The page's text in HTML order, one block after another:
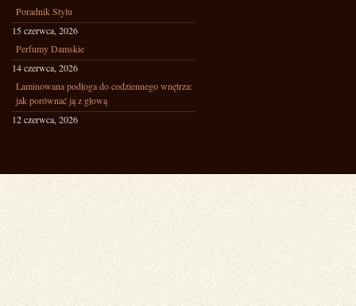
Poradnik Stylu
15 czerwca, 2026
Perfumy Damskie
14 czerwca, 2026
Laminowana podłoga do codziennego wnętrza:
jak porównać ją z głową
12 czerwca, 2026